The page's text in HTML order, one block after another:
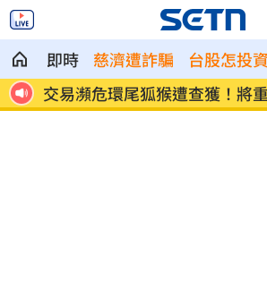
即時 慈濟遭詐騙 台股怎投資
哥 交易瀕危環尾狐猴遭查獲！將